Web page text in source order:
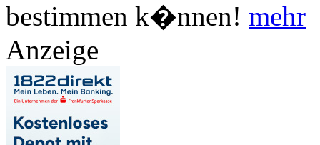
bestimmen k�nnen! mehr
Anzeige